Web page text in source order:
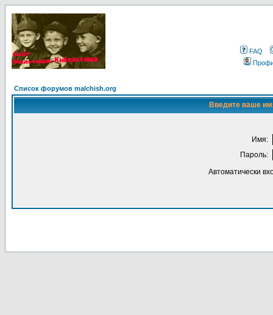
FAQ
Список форумов malchish.org
Введите ваше
Имя:
Пароль:
Автоматически